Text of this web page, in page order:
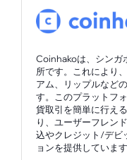
Coinhakoは、シンガ
所です。これにより
アム、リップルなど
す。このプラットフ
貨取引を簡単に行え
り、ユーザーフレン
込やクレジット/デビ
ョンを提供しています